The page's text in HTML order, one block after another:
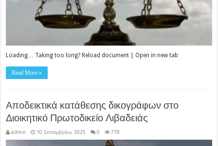
Loading… Taking too long? Reload document | Open in new tab
Read More »
Αποδεικτικά κατάθεσης δικογράφων στο
Διοικητικό Πρωτοδικείο Λιβαδειάς
admin 10 Σεπτεμβρίου, 2025 0 778